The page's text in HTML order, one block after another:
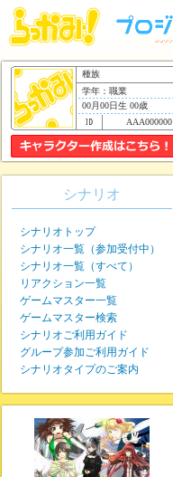
種族
学年：職業
00月00日生 00歳
AAA000000
シナリオ
シナリオトップ
シナリオ一覧（参加受付中）
シナリオ一覧（すべて）
リアクション一覧
ゲームマスター一覧
ゲームマスター検索
シナリオご利用ガイド
グループ参加ご利用ガイド
シナリオタイプのご案内